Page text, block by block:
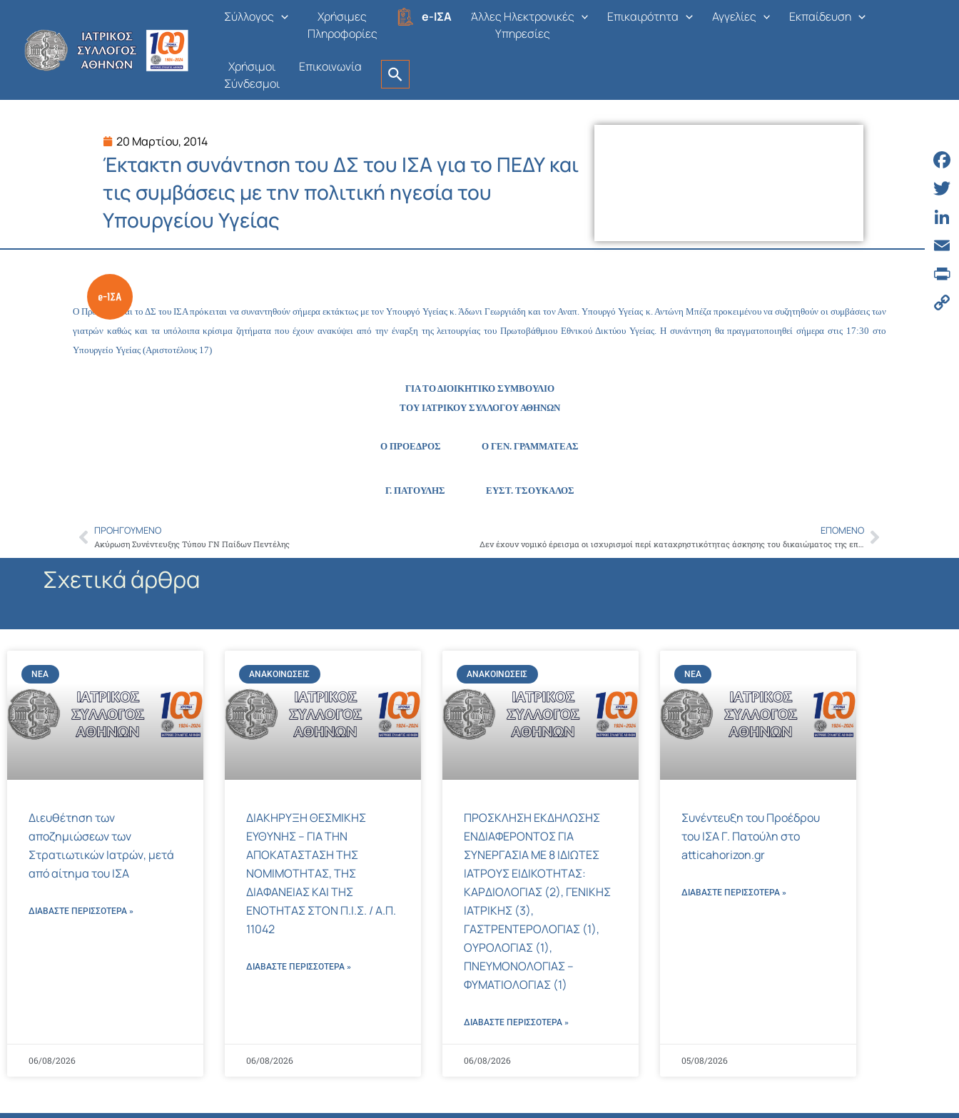
περιεχόμενο
Σύλλογος
Χρήσιμες
Πληροφορίες
e-ΙΣΑ
Άλλες Ηλεκτρονικές
Υπηρεσίες
Επικαιρότητα Αγγελίες Εκπαίδευση
Χρήσιμοι
Σύνδεσμοι
Επικοινωνία
20 Μαρτίου, 2014
Έκτακτη συνάντηση του ΔΣ του ΙΣΑ για το ΠΕΔΥ και
τις συμβάσεις με την πολιτική ηγεσία του
Υπουργείου Υγείας
Ο Πρόεδρος και το ΔΣ του ΙΣΑ πρόκειται να συναντηθούν σήμερα εκτάκτως με τον Υπουργό Υγείας κ. Άδωνι Γεωργιάδη και τον Αναπ. Υπουργό Υγείας κ. Αντώνη Μπέζα προκειμένου να συζητηθούν οι συμβάσεις των
γιατρών καθώς και τα υπόλοιπα κρίσιμα ζητήματα που έχουν ανακύψει από την έναρξη της λειτουργίας του Πρωτοβάθμιου Εθνικού Δικτύου Υγείας. Η συνάντηση θα πραγματοποιηθεί σήμερα στις 17:30 στο
Υπουργείο Υγείας (Αριστοτέλους 17)
ΓΙΑ ΤΟ ΔΙΟΙΚΗΤΙΚΟ ΣΥΜΒΟΥΛΙΟ
ΤΟΥ ΙΑΤΡΙΚΟΥ ΣΥΛΛΟΓΟΥ ΑΘΗΝΩΝ
Ο ΠΡΟΕΔΡΟΣ Ο ΓΕΝ. ΓΡΑΜΜΑΤΕΑΣ
Γ. ΠΑΤΟΥΛΗΣ ΕΥΣΤ. ΤΣΟΥΚΑΛΟΣ
Prev
ΠΡΟΗΓΟΎΜΕΝΟ
Ακύρωση Συνέντευξης Τύπου ΓΝ Παίδων Πεντέλης
ΕΠΌΜΕΝΟ
Δεν έχουν νομικό έρεισμα οι ισχυρισμοί περί καταχρηστικότητας άσκησης του δικαιώματος της επίσχεσης εργασίας από τους ειδικευόμενους του ΓΝΑ «ΕΛΠΙΣ»Next
Σχετικά άρθρα
ΝΈΑ
Διευθέτηση των
αποζημιώσεων των
Στρατιωτικών Ιατρών, μετά
από αίτημα του ΙΣΑ
ΔΙΑΒΑΣΤΕ ΠΕΡΙΣΣΌΤΕΡΑ »
06/08/2026
ΑΝΑΚΟΙΝΏΣΕΙΣ
ΔΙΑΚΗΡΥΞΗ ΘΕΣΜΙΚΗΣ
ΕΥΘΥΝΗΣ – ΓΙΑ ΤΗΝ
ΑΠΟΚΑΤΑΣΤΑΣΗ ΤΗΣ
ΝΟΜΙΜΟΤΗΤΑΣ, ΤΗΣ
ΔΙΑΦΑΝΕΙΑΣ ΚΑΙ ΤΗΣ
ΕΝΟΤΗΤΑΣ ΣΤΟΝ Π.Ι.Σ. / Α.Π.
11042
ΔΙΑΒΑΣΤΕ ΠΕΡΙΣΣΌΤΕΡΑ »
06/08/2026
ΑΝΑΚΟΙΝΏΣΕΙΣ
ΠΡΟΣΚΛΗΣΗ ΕΚΔΗΛΩΣΗΣ
ΕΝΔΙΑΦΕΡΟΝΤΟΣ ΓΙΑ
ΣΥΝΕΡΓΑΣΙΑ ΜΕ 8 ΙΔΙΩΤΕΣ
ΙΑΤΡΟΥΣ ΕΙΔΙΚΟΤΗΤΑΣ:
ΚΑΡΔΙΟΛΟΓΙΑΣ (2), ΓΕΝΙΚΗΣ
ΙΑΤΡΙΚΗΣ (3),
ΓΑΣΤΡΕΝΤΕΡΟΛΟΓΙΑΣ (1),
ΟΥΡΟΛΟΓΙΑΣ (1),
ΠΝΕΥΜΟΝΟΛΟΓΙΑΣ –
ΦΥΜΑΤΙΟΛΟΓΙΑΣ (1)
ΔΙΑΒΑΣΤΕ ΠΕΡΙΣΣΌΤΕΡΑ »
06/08/2026
ΝΈΑ
Συνέντευξη του Προέδρου
του ΙΣΑ Γ. Πατούλη στο
atticahorizon.gr
ΔΙΑΒΑΣΤΕ ΠΕΡΙΣΣΌΤΕΡΑ »
05/08/2026
Email
Print